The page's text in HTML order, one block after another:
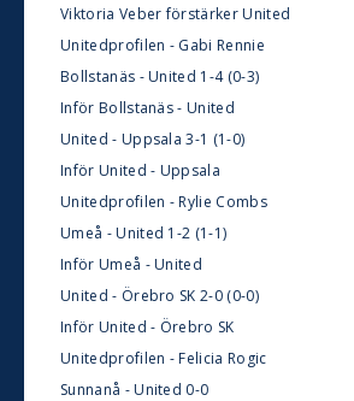
Viktoria Veber förstärker United
Unitedprofilen - Gabi Rennie
Bollstanäs - United 1-4 (0-3)
Inför Bollstanäs - United
United - Uppsala 3-1 (1-0)
Inför United - Uppsala
Unitedprofilen - Rylie Combs
Umeå - United 1-2 (1-1)
Inför Umeå - United
United - Örebro SK 2-0 (0-0)
Inför United - Örebro SK
Unitedprofilen - Felicia Rogic
Sunnanå - United 0-0